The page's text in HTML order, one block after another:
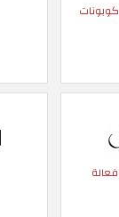
+ كوبونات